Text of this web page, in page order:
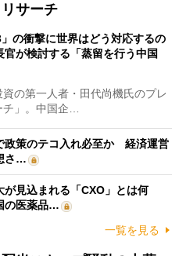
サーチ
の衝撃に世界はどう対応するの
が検討する「蒸留を行う中国
の第一人者・田代尚機氏のプレ
チ」。中国企…
政策のテコ入れ必至か 経済運営
さ…
見込まれる「CXO」とは何
の医薬品…
一覧を見る